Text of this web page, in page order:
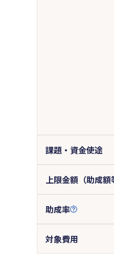
課題・資金使途
上限金額（助成額
助成率
対象費用